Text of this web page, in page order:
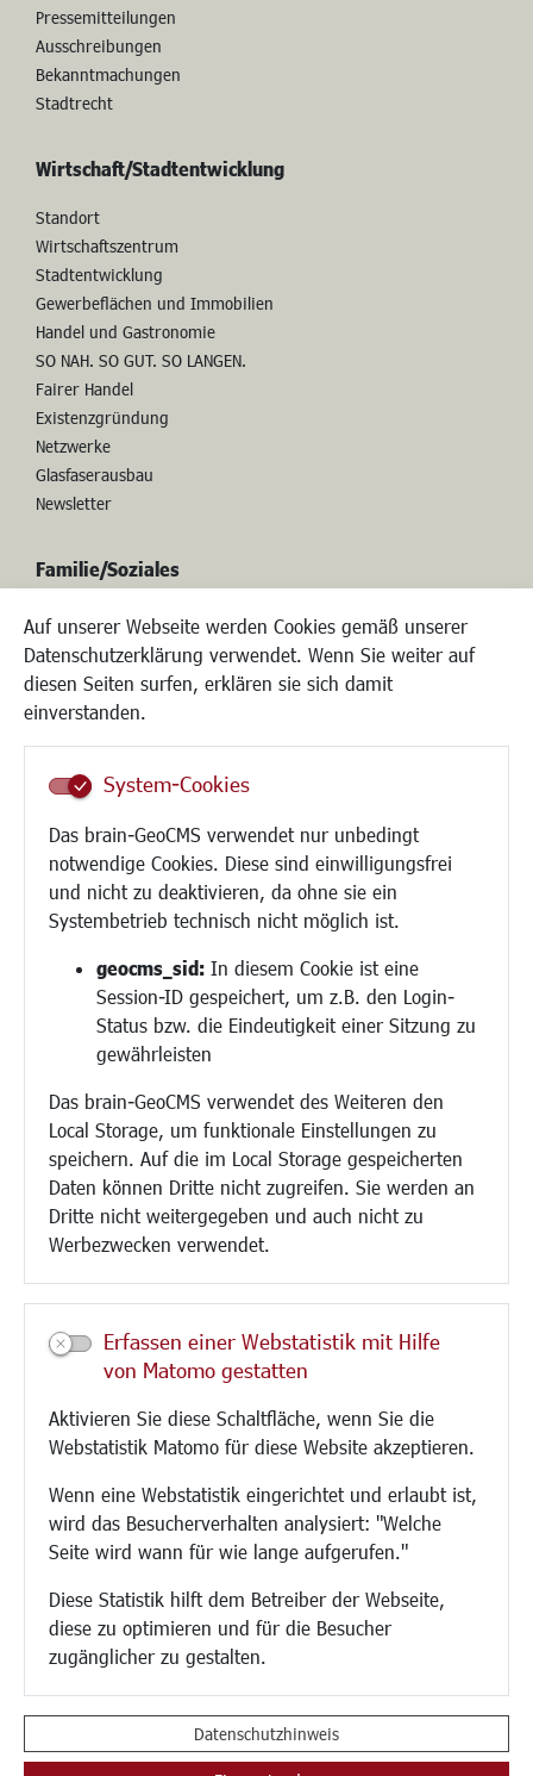
Auf unserer Webseite werden Cookies gemäß unserer
Datenschutzerklärung verwendet. Wenn Sie weiter auf
diesen Seiten surfen, erklären sie sich damit
einverstanden.
System-Cookies
Das brain-GeoCMS verwendet nur unbedingt
notwendige Cookies. Diese sind einwilligungsfrei
und nicht zu deaktivieren, da ohne sie ein
Systembetrieb technisch nicht möglich ist.
geocms_sid: In diesem Cookie ist eine
Session-ID gespeichert, um z.B. den Login-
Status bzw. die Eindeutigkeit einer Sitzung zu
gewährleisten
Das brain-GeoCMS verwendet des Weiteren den
Local Storage, um funktionale Einstellungen zu
speichern. Auf die im Local Storage gespeicherten
Daten können Dritte nicht zugreifen. Sie werden an
Dritte nicht weitergegeben und auch nicht zu
Werbezwecken verwendet.
Erfassen einer Webstatistik mit Hilfe
von Matomo gestatten
Aktivieren Sie diese Schaltfläche, wenn Sie die
Webstatistik Matomo für diese Website akzeptieren.
Wenn eine Webstatistik eingerichtet und erlaubt ist,
wird das Besucherverhalten analysiert: "Welche
Seite wird wann für wie lange aufgerufen."
Diese Statistik hilft dem Betreiber der Webseite,
diese zu optimieren und für die Besucher
zugänglicher zu gestalten.
Datenschutzhinweis
Pressemitteilungen
Ausschreibungen
Bekanntmachungen
Stadtrecht
Wirtschaft/Stadtentwicklung
Standort
Wirtschaftszentrum
Stadtentwicklung
Gewerbeflächen und Immobilien
Handel und Gastronomie
SO NAH. SO GUT. SO LANGEN.
Fairer Handel
Existenzgründung
Netzwerke
Glasfaserausbau
Newsletter
Familie/Soziales
Kinderbetreuung
Kinder und Jugend
Institutionen für Familien
Frauen
Schule
Demokratie leben
Ukrainehilfe
Hilfe für Geflüchtete
Religion
Bauen/Umwelt/Mobilität
Bebauungsplanung
Verkehr/Mobilität
Glasfaserausbau
Aktuelle Baustellen
Paddelteich
CINDY S
Kultur/Freizeit/Tourismus
Veranstaltungen
Neue Stadthalle Langen
Bäder
Musikschule
Stadtbücherei
Stadtarchiv
Museen
Hotels/Unterkünfte
Gastronomie
Kunstszene
Vereine und Institutionen